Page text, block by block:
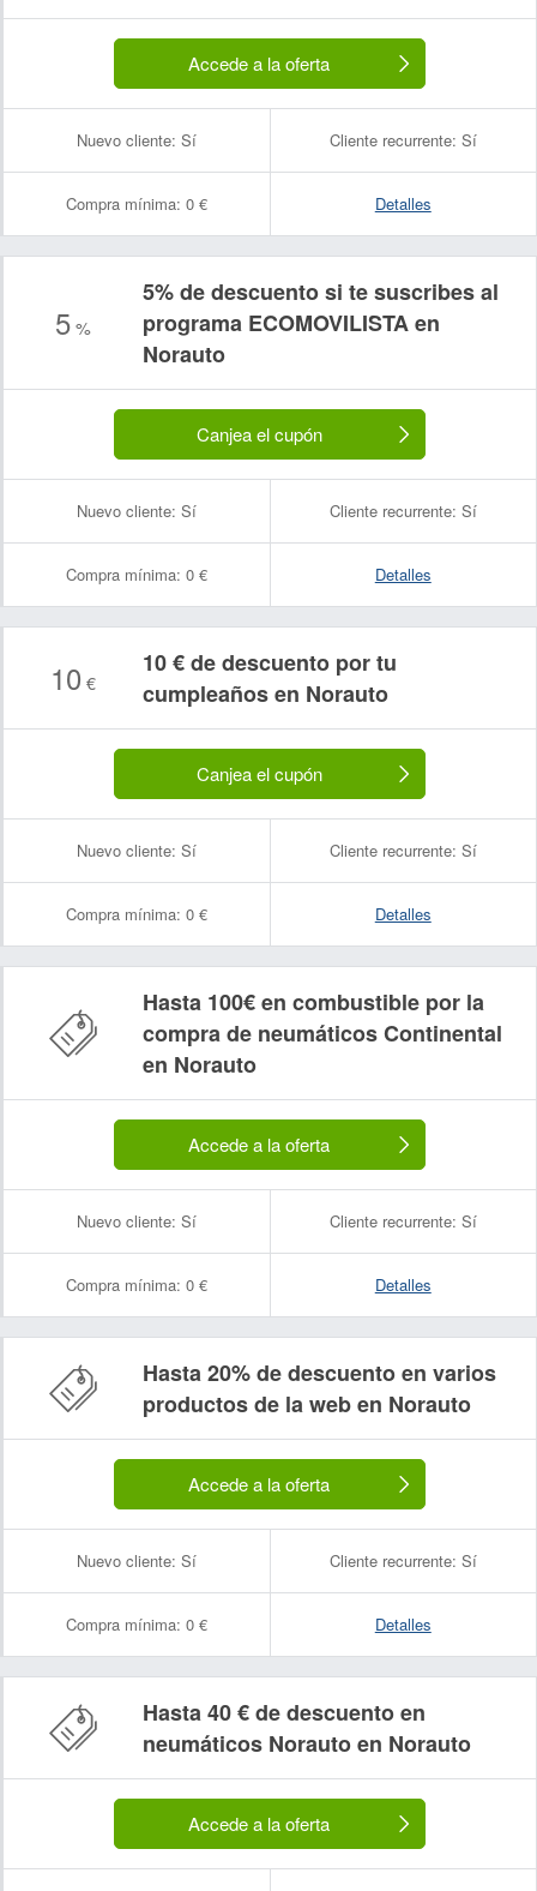
Accede a la oferta
Nuevo cliente: Sí Cliente recurrente: Sí
Compra mínima: 0 € Detalles
5%
5% de descuento si te suscribes al
programa ECOMOVILISTA en
Norauto
Canjea el cupón
Nuevo cliente: Sí Cliente recurrente: Sí
Compra mínima: 0 € Detalles
10 €
10 € de descuento por tu
cumpleaños en Norauto
Canjea el cupón
Nuevo cliente: Sí Cliente recurrente: Sí
Compra mínima: 0 € Detalles
Hasta 100€ en combustible por la
compra de neumáticos Continental
en Norauto
Accede a la oferta
Nuevo cliente: Sí Cliente recurrente: Sí
Compra mínima: 0 € Detalles
Hasta 20% de descuento en varios
productos de la web en Norauto
Accede a la oferta
Nuevo cliente: Sí Cliente recurrente: Sí
Compra mínima: 0 € Detalles
Hasta 40 € de descuento en
neumáticos Norauto en Norauto
Accede a la oferta
Nombre:
Correo electrónico: